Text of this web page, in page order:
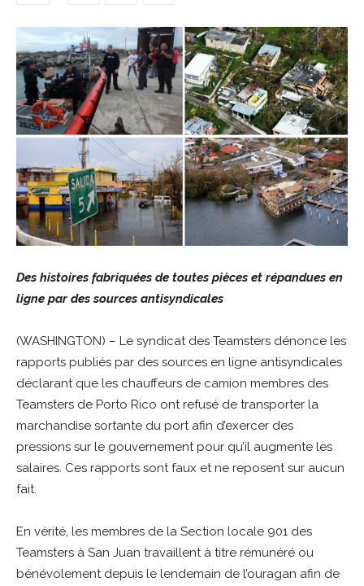
Des histoires fabriquées de toutes pièces et répandues en
ligne par des sources antisyndicales
(WASHINGTON) – Le syndicat des Teamsters dénonce les
rapports publiés par des sources en ligne antisyndicales
déclarant que les chauffeurs de camion membres des
Teamsters de Porto Rico ont refusé de transporter la
marchandise sortante du port afin d’exercer des
pressions sur le gouvernement pour qu’il augmente les
salaires. Ces rapports sont faux et ne reposent sur aucun
fait.
En vérité, les membres de la Section locale 901 des
Teamsters à San Juan travaillent à titre rémunéré ou
bénévolement depuis le lendemain de l’ouragan afin de